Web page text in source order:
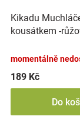
Kikadu
kousátkem -
momentálně
189 Kč
Do